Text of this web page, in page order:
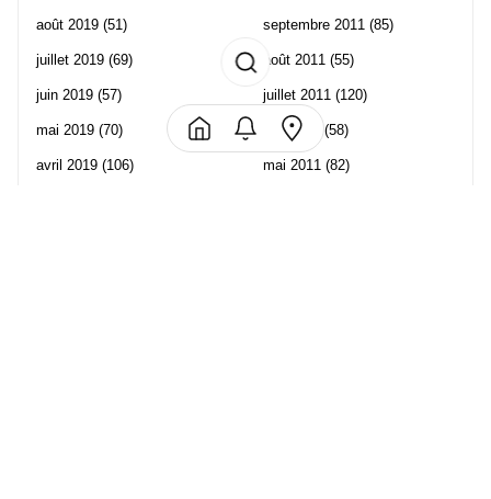
août 2019 (51)
juillet 2019 (69)
juin 2019 (57)
mai 2019 (70)
avril 2019 (106)
septembre 2011 (85)
août 2011 (55)
juillet 2011 (120)
juin 2011 (58)
mai 2011 (82)